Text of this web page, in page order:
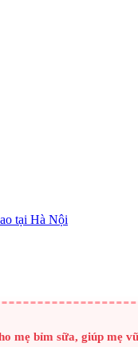
mẹ bỉm sữa, giúp mẹ